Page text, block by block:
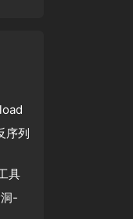
序列
具
-